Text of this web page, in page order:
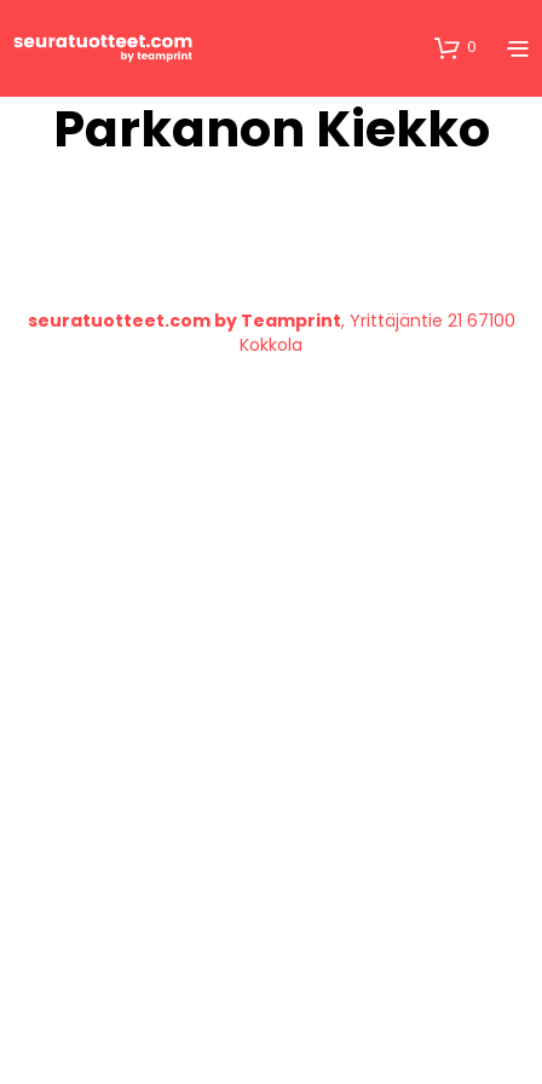
0
Parkanon Kiekko
seuratuotteet.com by Teamprint, Yrittäjäntie 21 67100
Kokkola